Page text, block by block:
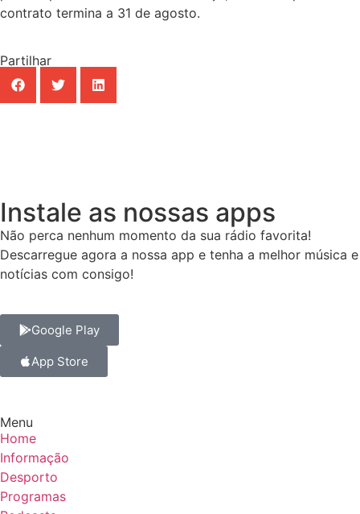
contrato termina a 31 de agosto.
Partilhar
Instale as nossas apps
Não perca nenhum momento da sua rádio favorita!
Descarregue agora a nossa app e tenha a melhor música e
notícias com consigo!
Google Play
App Store
Menu
Home
Informação
Desporto
Programas